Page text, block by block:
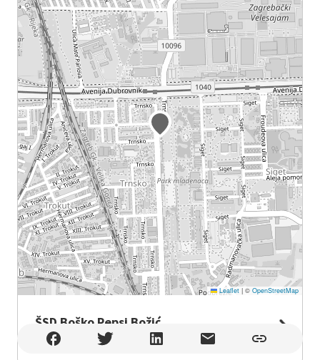
Leaflet |© OpenStreetMap
ŠSD Boško Pepsi Božić
ŠSD Boško Pepsi Božić , Zagreb